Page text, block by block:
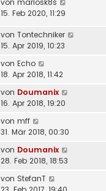
von mariosk8s
15. Feb 2020, 11:29
von Tontechniker
15. Apr 2019, 10:23
von Echo
18. Apr 2018, 11:42
von Doumanix
16. Apr 2018, 19:20
von mff
31. Mär 2018, 00:30
von Doumanix
28. Feb 2018, 18:53
von StefanT